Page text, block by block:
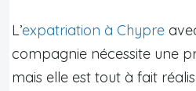
L’expatriation à Chypre
compagnie nécessite une
mais elle est tout à fait